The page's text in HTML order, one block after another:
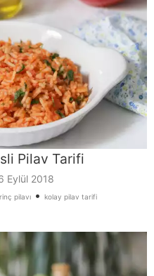
Pilav Tarifi
Eylül 2018
pilavı • kolay pilav tarifi